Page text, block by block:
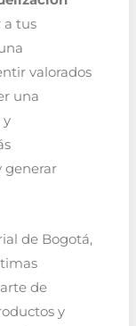
a tus
valorados
una
y
generar
de Bogotá,
de
y